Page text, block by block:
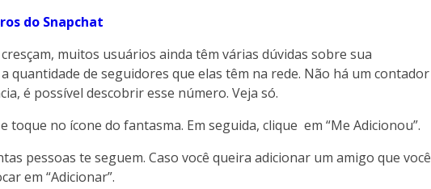
do Snapchat
muitos usuários ainda têm várias dúvidas sobre sua
quantidade de seguidores que elas têm na rede. Não há um contador
é possível descobrir esse número. Veja só.
e toque no ícone do fantasma. Em seguida, clique em “Me Adicionou”.
pessoas te seguem. Caso você queira adicionar um amigo que você
em “Adicionar”.